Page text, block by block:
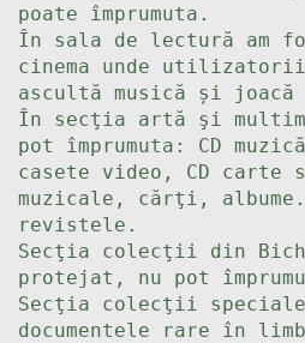
poate împrumuta.
În sala de lectură am
cinema unde
ascultă musică și joacă
În secţia artă şi
pot împrumuta: CD
casete video, CD
muzicale, cărţi, albume.
revistele.
Secţia colecţii din
protejat, nu pot
Secţia colecţii speciale
documentele rare în